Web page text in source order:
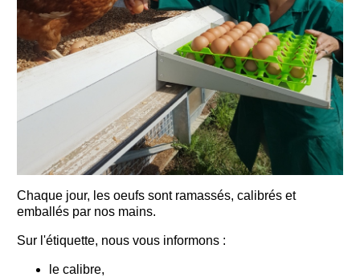
Chaque jour, les oeufs sont ramassés, calibrés et
emballés par nos mains.
Sur l'étiquette, nous vous informons :
le calibre,